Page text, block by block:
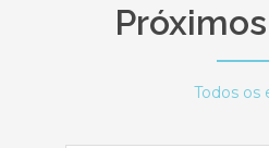
Todos os